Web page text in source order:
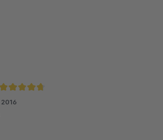
Average rating of 4.7 out of 5 stars
2016